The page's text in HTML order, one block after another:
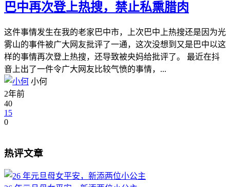
巴中再次登上热搜，禁止私熏腊肉
这件事情发生在我的老家巴中市，上次巴中上热搜还是因为光
雾山的事件被广大网友批评了一通，这次没想到又是巴中以这
样的事情再次登上热搜，还导致被央妈给批评了。 最近在抖
音上出了一件令广大网友比较气愤的事情，...
小何
2年前
40
15
0
热评文章